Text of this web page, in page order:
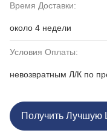
Время Доставки:
около 4 недели
Условия Оплаты:
невозвратным Л/К по
Получить Лучшую